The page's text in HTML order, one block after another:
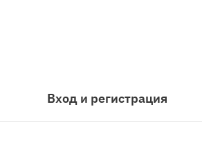
Вход и регистрация